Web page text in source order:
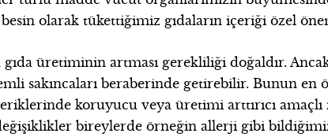
olarak tükettiğimiz gıdaların içeriği özel
üretiminin artması gerekliliği doğaldır. Ancak
sakıncaları beraberinde getirebilir. Bunun en
koruyucu veya üretimi arttırıcı
bireylerde örneğin allerji gibi